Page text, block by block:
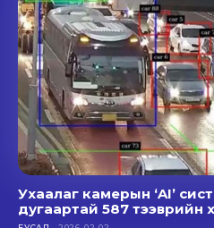
Ухаалаг камерын ‘AI’
дугаартай 587 тээврийн